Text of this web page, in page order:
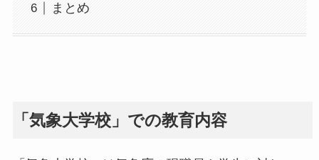
まとめ
「気象大学校」での教育内容